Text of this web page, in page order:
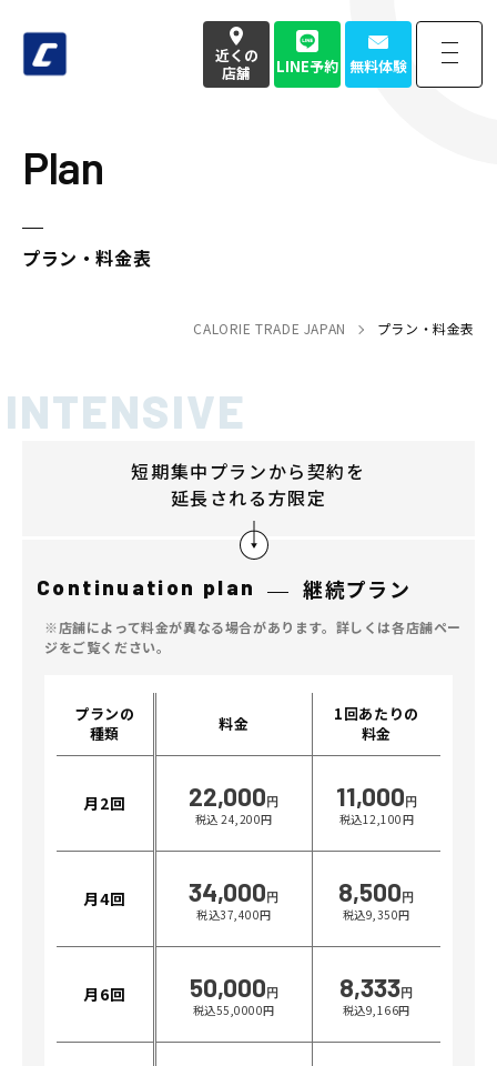
050-3177-4904
9:00〜18:00定休日 土日祝
Home トップページ
強み・特徴
FAQ よくあるご質問
Contact 体験レッスン申し込み
運営会社情報
Franchise フランチャイズ加盟店募集
近くの
店舗
LINE予約 無料体験
Plan
プラン・料金表
CALORIE TRADE JAPAN プラン・料金表
短期集中プランから契約を
延長される方限定
Continuation plan 継続プラン
※店舗によって料金が異なる場合があります。詳しくは各店舗ペー
ジをご覧ください。
プランの
種類
月2回
月4回
月6回
料金
22,000円
税込 24,200円
34,000円
税込37,400円
50,000円
税込55,0000円
1回あたりの
料金
11,000円
税込12,100円
8,500円
税込9,350円
8,333円
税込9,166円